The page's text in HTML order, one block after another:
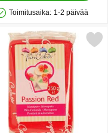
Varastossa
Toimitusaika: 1-2 päivää
Kg suosikiksi
Merkitse punainen